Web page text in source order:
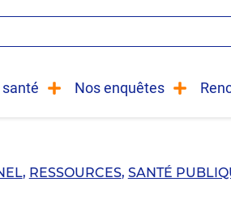
Nos enquêtes
, RESSOURCES, SANTÉ